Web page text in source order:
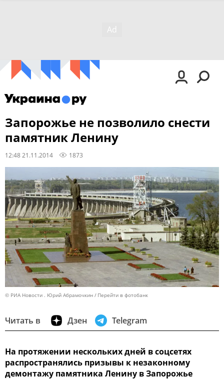
Запорожье не позволило снести
памятник Ленину
12:48 21.11.2014 1873
© РИА Новости . Юрий Абрамочкин Перейти в фотобанк
Читать в Дзен Telegram
На протяжении нескольких дней в соцсетях
распространялись призывы к незаконному
демонтажу памятника Ленину в Запорожье